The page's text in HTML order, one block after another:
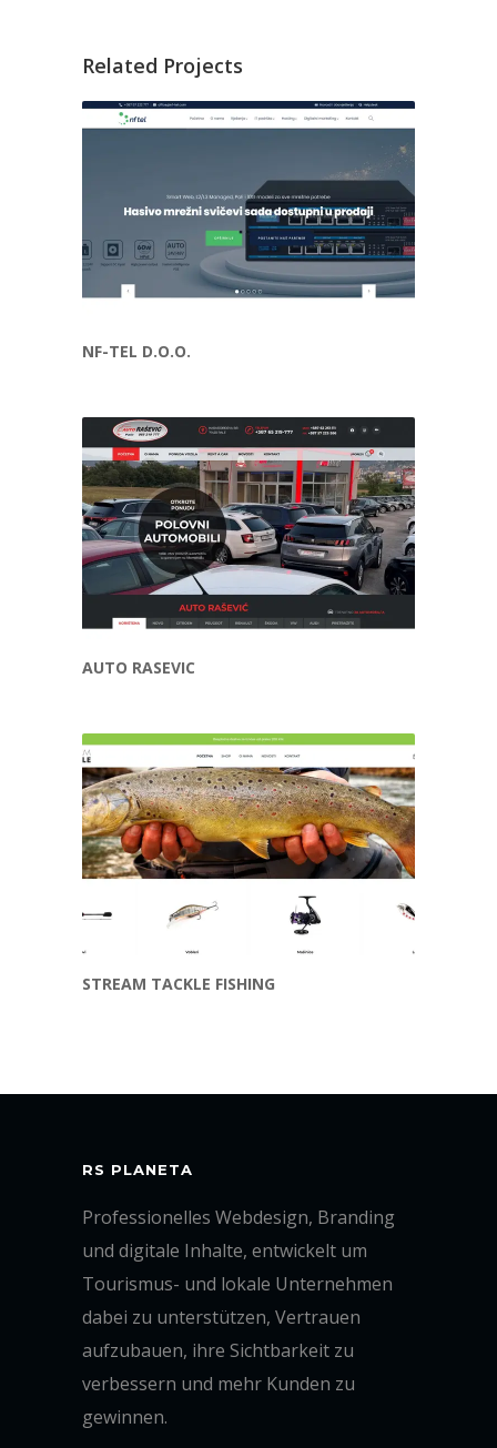
Related Projects
NF-TEL D.O.O.
AUTO RASEVIC
STREAM TACKLE FISHING
RS PLANETA
Professionelles Webdesign, Branding
und digitale Inhalte, entwickelt um
Tourismus- und lokale Unternehmen
dabei zu unterstützen, Vertrauen
aufzubauen, ihre Sichtbarkeit zu
verbessern und mehr Kunden zu
gewinnen.